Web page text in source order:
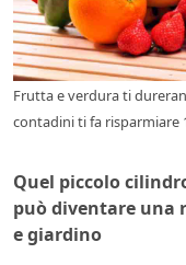
Frutta e verdura ti
contadini ti fa risparmiare
Quel piccolo
può diventare una
e giardino